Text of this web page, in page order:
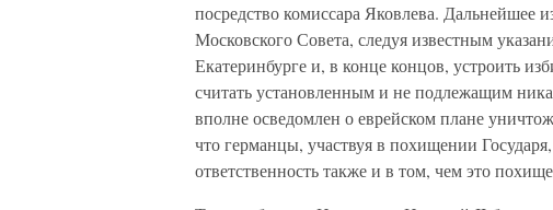
посредство комиссара Яковлева. Дальнейшее
Московского Совета, следуя известным
Екатеринбурге и, в конце концов, устроить
считать установленным и не подлежащим
вполне осведомлен о еврейском плане
что германцы, участвуя в похищении
ответственность также и в том, чем это